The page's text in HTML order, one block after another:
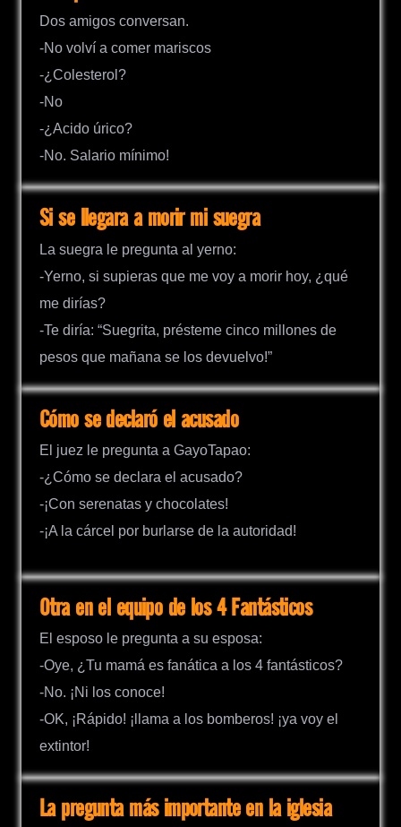
Dos amigos conversan.
-No volví a comer mariscos
-¿Colesterol?
-No
-¿Acido úrico?
-No. Salario mínimo!
Si se llegara a morir mi suegra
La suegra le pregunta al yerno:
-Yerno, si supieras que me voy a morir hoy, ¿qué
me dirías?
-Te diría: “Suegrita, présteme cinco millones de
pesos que mañana se los devuelvo!”
Cómo se declaró el acusado
El juez le pregunta a GayoTapao:
-¿Cómo se declara el acusado?
-¡Con serenatas y chocolates!
-¡A la cárcel por burlarse de la autoridad!
Otra en el equipo de los 4 Fantásticos
El esposo le pregunta a su esposa:
-Oye, ¿Tu mamá es fanática a los 4 fantásticos?
-No. ¡Ni los conoce!
-OK, ¡Rápido! ¡llama a los bomberos! ¡ya voy el
extintor!
La pregunta más importante en la iglesia